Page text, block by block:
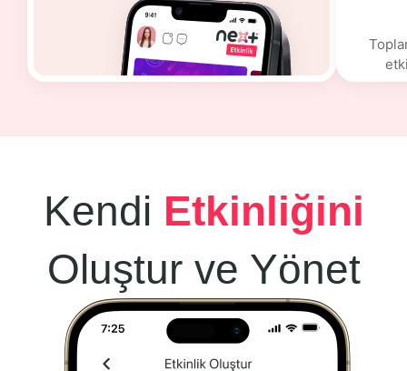
Kendi Etkinliğini
Oluştur ve Yönet